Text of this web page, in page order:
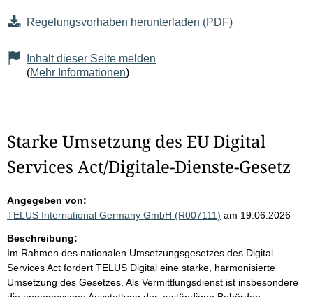
Regelungsvorhaben herunterladen (PDF)
Inhalt dieser Seite melden
(Mehr Informationen)
Starke Umsetzung des EU Digital
Services Act/Digitale-Dienste-Gesetz
Angegeben von:
TELUS International Germany GmbH (R007111) am 19.06.2026
Beschreibung:
Im Rahmen des nationalen Umsetzungsgesetzes des Digital
Services Act fordert TELUS Digital eine starke, harmonisierte
Umsetzung des Gesetzes. Als Vermittlungsdienst ist insbesondere